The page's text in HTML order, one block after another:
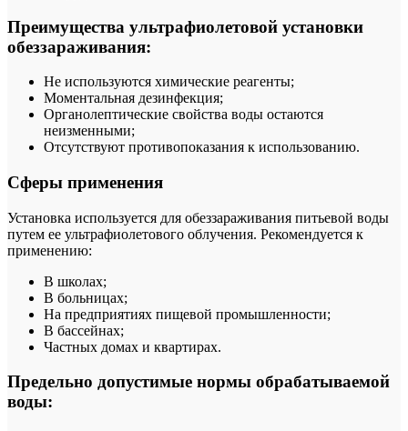
Преимущества ультрафиолетовой установки
обеззараживания:
Не используются химические реагенты;
Моментальная дезинфекция;
Органолептические свойства воды остаются
неизменными;
Отсутствуют противопоказания к использованию.
Сферы применения
Установка используется для обеззараживания питьевой воды
путем ее ультрафиолетового облучения. Рекомендуется к
применению:
В школах;
В больницах;
На предприятиях пищевой промышленности;
В бассейнах;
Частных домах и квартирах.
Предельно допустимые нормы обрабатываемой
воды: